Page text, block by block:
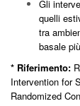
Gli
quelli
tra
basale
* Riferimento:
Intervention for
Randomized